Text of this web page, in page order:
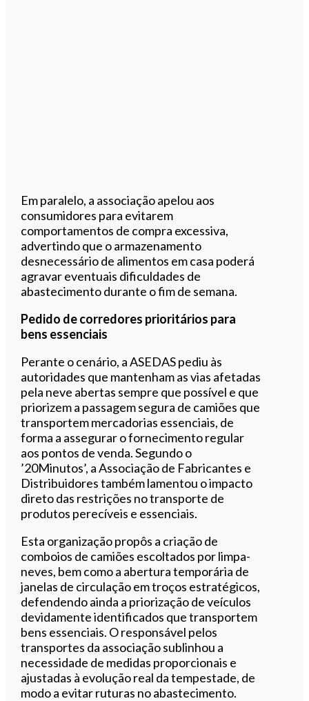
Em paralelo, a associação apelou aos
consumidores para evitarem
comportamentos de compra excessiva,
advertindo que o armazenamento
desnecessário de alimentos em casa poderá
agravar eventuais dificuldades de
abastecimento durante o fim de semana.
Pedido de corredores prioritários para
bens essenciais
Perante o cenário, a ASEDAS pediu às
autoridades que mantenham as vias afetadas
pela neve abertas sempre que possível e que
priorizem a passagem segura de camiões que
transportem mercadorias essenciais, de
forma a assegurar o fornecimento regular
aos pontos de venda. Segundo o
’20Minutos’, a Associação de Fabricantes e
Distribuidores também lamentou o impacto
direto das restrições no transporte de
produtos perecíveis e essenciais.
Esta organização propôs a criação de
comboios de camiões escoltados por limpa-
neves, bem como a abertura temporária de
janelas de circulação em troços estratégicos,
defendendo ainda a priorização de veículos
devidamente identificados que transportem
bens essenciais. O responsável pelos
transportes da associação sublinhou a
necessidade de medidas proporcionais e
ajustadas à evolução real da tempestade, de
modo a evitar ruturas no abastecimento.